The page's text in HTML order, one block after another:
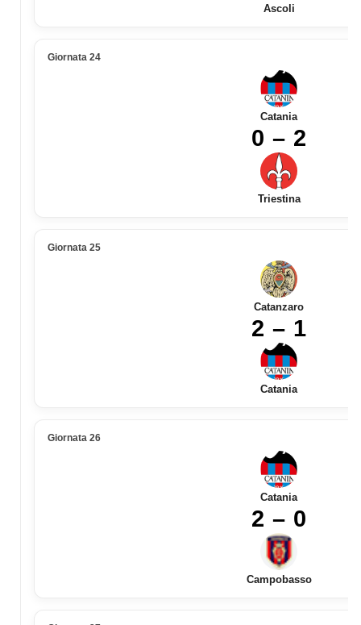
Ascoli
Giornata 24
Catania
0 – 2
Triestina
Giornata 25
Catanzaro
2 – 1
Catania
Giornata 26
Catania
2 – 0
Campobasso